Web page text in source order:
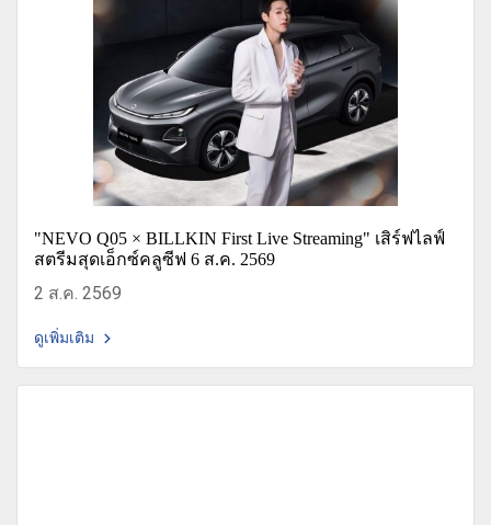
"NEVO Q05 × BILLKIN First Live Streaming" เสิร์ฟไลฟ์
สตรีมสุดเอ็กซ์คลูซีฟ 6 ส.ค. 2569
2 ส.ค. 2569
ดูเพิ่มเติม